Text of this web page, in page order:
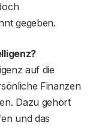
gegeben.
auf die
Finanzen
Dazu gehört
und das